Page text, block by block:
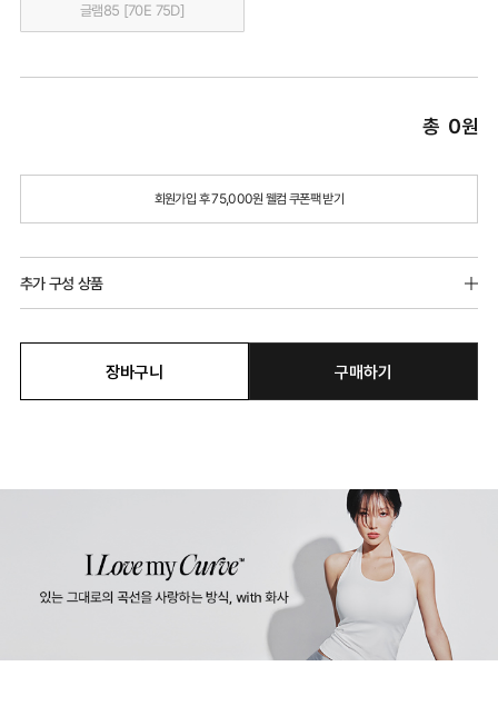
글램85 [70E 75D]
총 0원
회원가입 후 75,000원 웰컴 쿠폰팩 받기
추가 구성 상품
폴 인 러브 팬티 폴 인 러브 갈라 팬티
8,900원
장바구니 구매하기